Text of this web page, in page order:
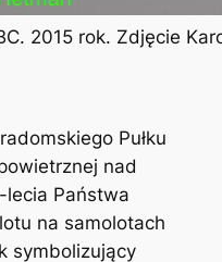
2015 rok. Zdjęcie
Pułku
nad
lecia Państwa
na samolotach
symbolizujący